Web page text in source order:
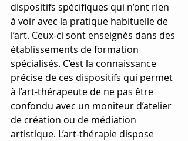
dispositifs spécifiques qui n’ont rien
à voir avec la pratique habituelle de
l’art. Ceux-ci sont enseignés dans des
établissements de formation
spécialisés. C’est la connaissance
précise de ces dispositifs qui permet
à l’art-thérapeute de ne pas être
confondu avec un moniteur d’atelier
de création ou de médiation
artistique. L’art-thérapie dispose